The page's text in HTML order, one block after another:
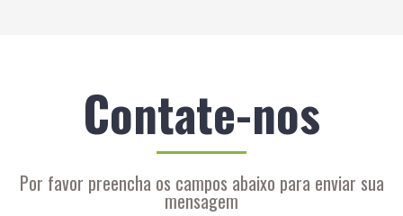
Contate-nos
Por favor preencha os campos abaixo para enviar sua
mensagem